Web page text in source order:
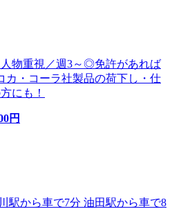
物重視／週3～◎免許があれば
・コーラ社製品の荷下し・仕
にも！
円
駅から車で7分 油田駅から車で8